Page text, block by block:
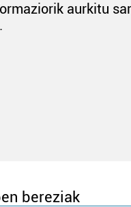
aurkitu
bereziak